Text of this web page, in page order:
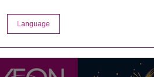
Language